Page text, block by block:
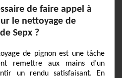
de faire appel à
le nettoyage de
Sepx ?
de pignon est une tâche
remettre aux mains d’un
un rendu satisfaisant. En